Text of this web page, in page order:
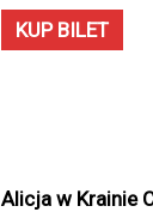
KUP BILET
Alicja w Krainie